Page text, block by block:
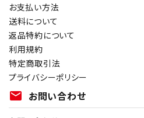
お支払い方法
送料について
返品特約について
利用規約
特定商取引法
プライバシーポリシー
mail お問い合わせ